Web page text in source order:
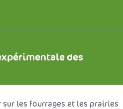
des
sur les fourrages et les prairies